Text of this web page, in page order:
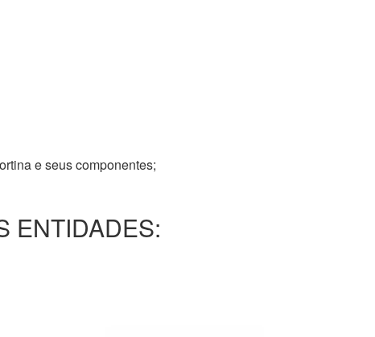
e seus componentes;
ENTIDADES: